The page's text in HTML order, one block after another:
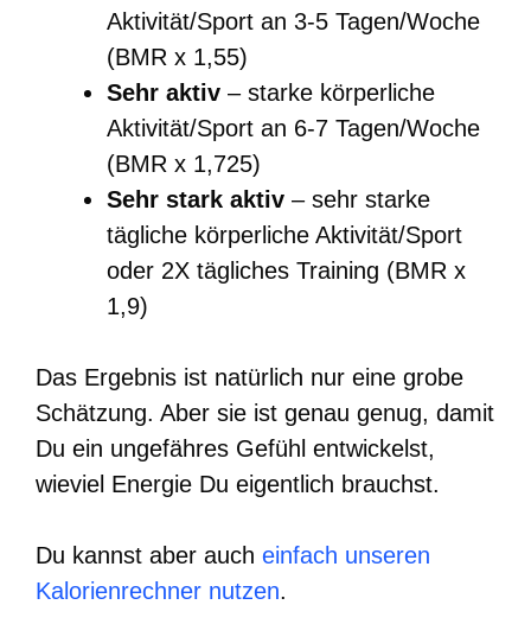
Aktivität/Sport an 3-5 Tagen/Woche
(BMR x 1,55)
Sehr aktiv – starke körperliche
Aktivität/Sport an 6-7 Tagen/Woche
(BMR x 1,725)
Sehr stark aktiv – sehr starke
tägliche körperliche Aktivität/Sport
oder 2X tägliches Training (BMR x
1,9)
Das Ergebnis ist natürlich nur eine grobe
Schätzung. Aber sie ist genau genug, damit
Du ein ungefähres Gefühl entwickelst,
wieviel Energie Du eigentlich brauchst.
Du kannst aber auch einfach unseren
Kalorienrechner nutzen.